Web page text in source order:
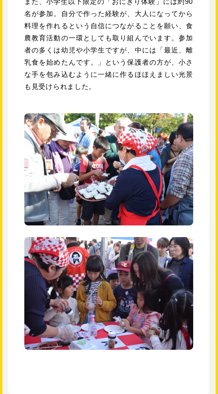
名が参加。自分で作った経験が、大人になってから
料理を作れるという自信につながることを願い、食
農教育活動の一環としても取り組んでいます。参加
者の多くは幼児や小学生ですが、中には「最近、離
乳食を始めたんです。」という保護者の方が、小さ
な手を包み込むように一緒に作るほほえましい光景
も見受けられました。